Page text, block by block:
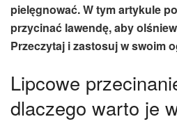
pielęgnować. W tym artykule
przycinać lawendę, aby
Przeczytaj i zastosuj w swoim
Lipcowe
dlaczego warto je